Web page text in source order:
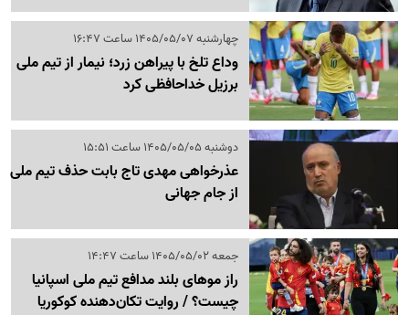
چهارشنبه 1405/05/07 ساعت 16:47
وداع تلخ با پیراهن زرد؛ نیمار از تیم ملی
برزیل خداحافظی کرد
دوشنبه 1405/05/05 ساعت 15:51
عذرخواهی مهدی تاج بابت حذف تیم ملی
از جام جهانی
جمعه 1405/05/02 ساعت 14:47
راز موهای بلند مدافع تیم ملی اسپانیا
چیست؟ / روایت تکان‌دهنده کوکوریا